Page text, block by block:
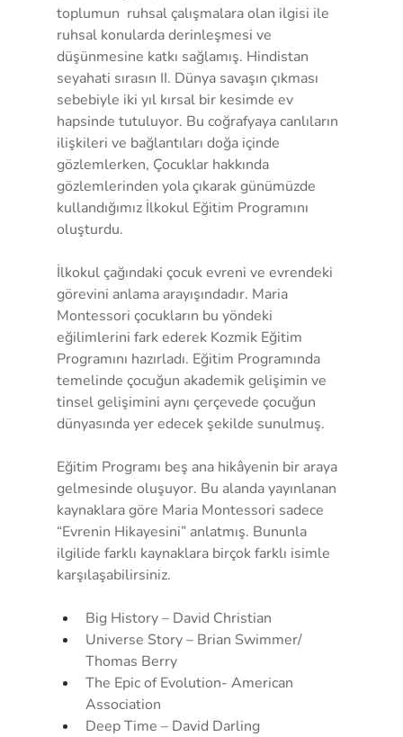
toplumun  ruhsal çalışmalara olan ilgisi ile
ruhsal konularda derinleşmesi ve
düşünmesine katkı sağlamış. Hindistan
seyahati sırasın II. Dünya savaşın çıkması
sebebiyle iki yıl kırsal bir kesimde ev
hapsinde tutuluyor. Bu coğrafyaya canlıların
ilişkileri ve bağlantıları doğa içinde
gözlemlerken, Çocuklar hakkında
gözlemlerinden yola çıkarak günümüzde
kullandığımız İlkokul Eğitim Programını
oluşturdu.
İlkokul çağındaki çocuk evreni ve evrendeki
görevini anlama arayışındadır. Maria
Montessori çocukların bu yöndeki
eğilimlerini fark ederek Kozmik Eğitim
Programını hazırladı. Eğitim Programında
temelinde çocuğun akademik gelişimin ve
tinsel gelişimini aynı çerçevede çocuğun
dünyasında yer edecek şekilde sunulmuş.
Eğitim Programı beş ana hikâyenin bir araya
gelmesinde oluşuyor. Bu alanda yayınlanan
kaynaklara göre Maria Montessori sadece
“Evrenin Hikayesini” anlatmış. Bununla
ilgilide farklı kaynaklara birçok farklı isimle
karşılaşabilirsiniz.
Big History – David Christian
Universe Story – Brian Swimmer/
Thomas Berry
The Epic of Evolution- American
Association
Deep Time – David Darling